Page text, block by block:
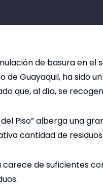
de basura en el
de Guayaquil, ha sido
que, al día, se
del Piso” alberga una
cantidad de residuos
carece de suficientes